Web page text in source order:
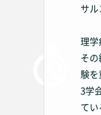
サ
理学
そ
験を
3学
てい